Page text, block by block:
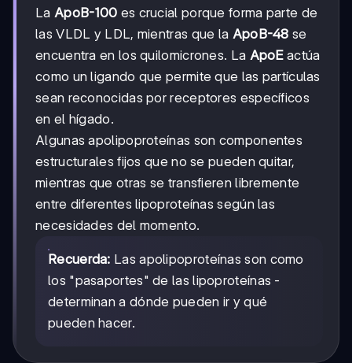
La ApoB-100 es crucial porque forma parte de
las VLDL y LDL, mientras que la ApoB-48 se
encuentra en los quilomicrones. La ApoEactúa
como un ligando que permite que las partículas
sean reconocidas por receptores específicos
en el hígado.
Algunas apolipoproteínas son componentes
estructurales fijos que no se pueden quitar,
mientras que otras se transfieren libremente
entre diferentes lipoproteínas según las
necesidades del momento.
Recuerda: Las apolipoproteínas son como
los "pasaportes" de las lipoproteínas -
determinan a dónde pueden ir y qué
pueden hacer.